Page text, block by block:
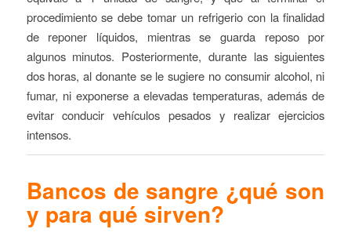
procedimiento se debe tomar un refrigerio con la finalidad
de reponer líquidos, mientras se guarda reposo por
algunos minutos. Posteriormente, durante las siguientes
dos horas, al donante se le sugiere no consumir alcohol, ni
fumar, ni exponerse a elevadas temperaturas, además de
evitar conducir vehículos pesados y realizar ejercicios
intensos.
Bancos de sangre ¿qué son
y para qué sirven?